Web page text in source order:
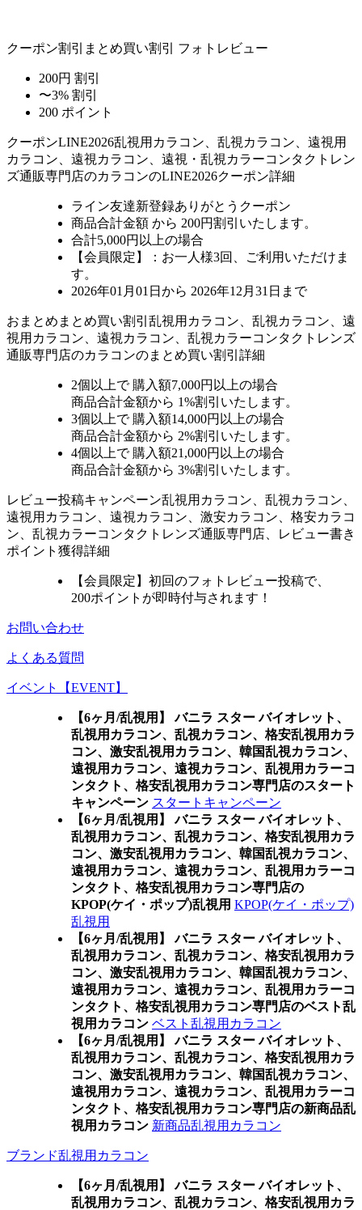
クーポン割引 まとめ買い割引 フォトレビュー
200円 割引
〜3% 割引
200 ポイント
クーポンLINE2026乱視用カラコン、乱視カラコン、遠視用
カラコン、遠視カラコン、遠視・乱視カラーコンタクトレン
ズ通販専門店のカラコンのLINE2026クーポン詳細
ライン友達新登録ありがとうクーポン
商品合計金額 から 200円割引 いたします。
合計5,000円以上の場合
【会員限定】：お一人様3回
、ご利用いただけま
す。
2026年01月01日から 2026年12月31日まで
おまとめ まとめ買い割引 乱視用カラコン、乱視カラコン、遠
視用カラコン、遠視カラコン、乱視カラーコンタクトレンズ
通販専門店のカラコンのまとめ買い割引詳細
2個 以上で 購入額7,000円以上の場合
商品合計金額から 1%割引いたします。
3個 以上で 購入額14,000円以上の場合
商品合計金額から 2%割引いたします。
4個 以上で 購入額21,000円以上の場合
商品合計金額から 3%割引いたします。
レビュー投稿キャンペーン乱視用カラコン、乱視カラコン、
遠視用カラコン、遠視カラコン、激安カラコン、格安カラコ
ン、乱視カラーコンタクトレンズ通販専門店、レビュー書き
ポイント獲得詳細
【会員限定】初回のフォトレビュー投稿で、
200ポイント が即時付与されます！
お問い合わせ
よくある質問
イベント【EVENT】
【6ヶ月/乱視用】 バニラ スター バイオレット、
乱視用カラコン、乱視カラコン、格安乱視用カラ
コン、激安乱視用カラコン、韓国乱視カラコン、
遠視用カラコン、遠視カラコン、乱視用カラーコ
ンタクト、格安乱視用カラコン専門店のスタート
キャンペーン スタートキャンペーン
【6ヶ月/乱視用】 バニラ スター バイオレット、
乱視用カラコン、乱視カラコン、格安乱視用カラ
コン、激安乱視用カラコン、韓国乱視カラコン、
遠視用カラコン、遠視カラコン、乱視用カラーコ
ンタクト、格安乱視用カラコン専門店の
KPOP(ケイ・ポップ)乱視用 KPOP(ケイ・ポップ)
乱視用
【6ヶ月/乱視用】 バニラ スター バイオレット、
乱視用カラコン、乱視カラコン、格安乱視用カラ
コン、激安乱視用カラコン、韓国乱視カラコン、
遠視用カラコン、遠視カラコン、乱視用カラーコ
ンタクト、格安乱視用カラコン専門店のベスト乱
視用カラコン ベスト乱視用カラコン
【6ヶ月/乱視用】 バニラ スター バイオレット、
乱視用カラコン、乱視カラコン、格安乱視用カラ
コン、激安乱視用カラコン、韓国乱視カラコン、
遠視用カラコン、遠視カラコン、乱視用カラーコ
ンタクト、格安乱視用カラコン専門店の新商品乱
視用カラコン 新商品乱視用カラコン
ブランド乱視用カラコン
【6ヶ月/乱視用】 バニラ スター バイオレット、
乱視用カラコン、乱視カラコン、格安乱視用カラ